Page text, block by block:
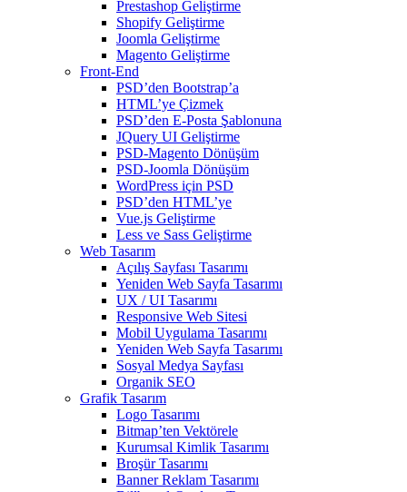
Prestashop Geliştirme
Shopify Geliştirme
Joomla Geliştirme
Magento Geliştirme
Front-End
PSD’den Bootstrap’a
HTML’ye Çizmek
PSD’den E-Posta Şablonuna
JQuery UI Geliştirme
PSD-Magento Dönüşüm
PSD-Joomla Dönüşüm
WordPress için PSD
PSD’den HTML’ye
Vue.js Geliştirme
Less ve Sass Geliştirme
Web Tasarım
Açılış Sayfası Tasarımı
Yeniden Web Sayfa Tasarımı
UX / UI Tasarımı
Responsive Web Sitesi
Mobil Uygulama Tasarımı
Yeniden Web Sayfa Tasarımı
Sosyal Medya Sayfası
Organik SEO
Grafik Tasarım
Logo Tasarımı
Bitmap’ten Vektörele
Kurumsal Kimlik Tasarımı
Broşür Tasarımı
Banner Reklam Tasarımı